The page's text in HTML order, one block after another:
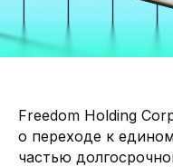
Freedom Holding
о переходе к
частью